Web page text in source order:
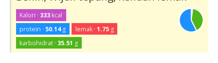
Kalori · 333 kcal
protein · 50.14g lemak · 1.75g
karbohidrat · 35.51 g